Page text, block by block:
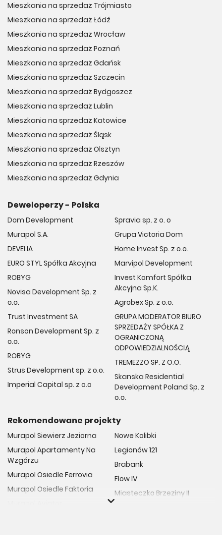
Mieszkania na sprzedaż Trójmiasto
Mieszkania na sprzedaż Łódź
Mieszkania na sprzedaż Wrocław
Mieszkania na sprzedaż Poznań
Mieszkania na sprzedaż Gdańsk
Mieszkania na sprzedaż Szczecin
Mieszkania na sprzedaż Bydgoszcz
Mieszkania na sprzedaż Lublin
Mieszkania na sprzedaż Katowice
Mieszkania na sprzedaż Śląsk
Mieszkania na sprzedaż Olsztyn
Mieszkania na sprzedaż Rzeszów
Mieszkania na sprzedaż Gdynia
Deweloperzy - Polska
Dom Development
Murapol S.A.
DEVELIA
EURO STYL Spółka Akcyjna
ROBYG
Novisa Development Sp. z
o.o.
Trust Investment SA
Ronson Development Sp. z
o.o.
ROBYG
Strus Development sp. z o.o.
Imperial Capital sp. z o.o
Spravia sp. z o. o
Grupa Victoria Dom
Home Invest Sp. z o.o.
Marvipol Development
Invest Komfort Spółka
Akcyjna Sp.K.
Agrobex Sp. z o.o.
GRUPA MODERATOR BIURO
SPRZEDAŻY SPÓŁKA Z
OGRANICZONĄ
ODPOWIEDZIALNOŚCIĄ
TREMEZZO SP. Z O.O.
Skanska Residential
Development Poland Sp. z
o.o.
Rekomendowane projekty
Murapol Siewierz Jeziorna
Murapol Apartamenty Na
Wzgórzu
Murapol Osiedle Ferrovia
Murapol Osiedle Faktoria
Nowe Kolibki
Legionów 121
Brabank
Flow IV
Miasteczko Brzeziny II